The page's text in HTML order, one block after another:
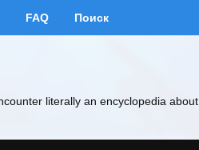
FAQ Поиск
literally an encyclopedia about